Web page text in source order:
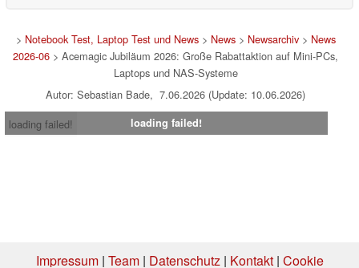
> Notebook Test, Laptop Test und News> News> Newsarchiv> News
2026-06 > Acemagic Jubiläum 2026: Große Rabattaktion auf Mini-PCs,
Laptops und NAS-Systeme
Autor: Sebastian Bade, 7.06.2026 (Update: 10.06.2026)
loading failed!
loading failed!
Impressum| Team| Datenschutz| Kontakt| Cookie